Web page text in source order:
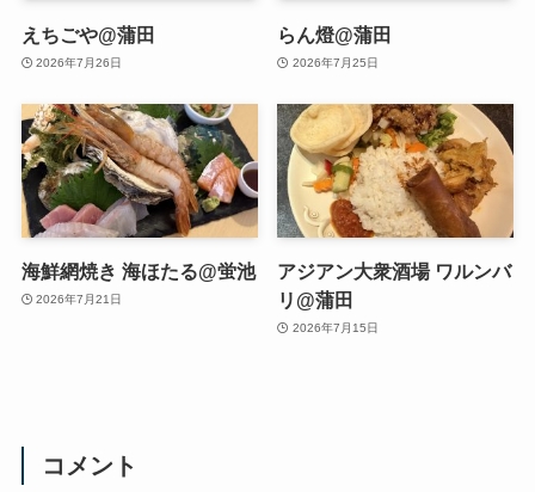
えちごや@蒲田
2026年7月26日
らん燈@蒲田
2026年7月25日
海鮮網焼き 海ほたる@蛍池
2026年7月21日
アジアン大衆酒場 ワルンバ
リ@蒲田
2026年7月15日
コメント